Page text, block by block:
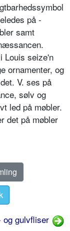
på -
samt
Louis seize'n
ornamenter, og
V. ses på
sølv og
led på møbler.
det på møbler
gulvfliser